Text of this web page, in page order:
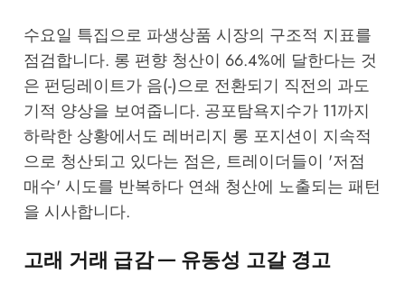
수요일 특집으로 파생상품 시장의 구조적 지표를
점검합니다. 롱 편향 청산이 66.4%에 달한다는 것
은 펀딩레이트가 음(-)으로 전환되기 직전의 과도
기적 양상을 보여줍니다. 공포탐욕지수가 11까지
하락한 상황에서도 레버리지 롱 포지션이 지속적
으로 청산되고 있다는 점은, 트레이더들이 '저점
매수' 시도를 반복하다 연쇄 청산에 노출되는 패턴
을 시사합니다.
고래 거래 급감 — 유동성 고갈 경고